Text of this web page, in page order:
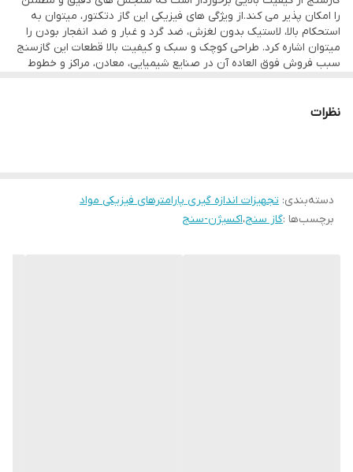
Maximum overload
30% oxygen
Response time (T90)
3*1.5V AAA batteries
را امکان پذیر می کند.از ویژگی های فیزیکی این گاز دتکتور، میتوان به
استحکام بالا، لاستیک بدون لغزش، ضد گرد و غبار و ضد انفجار بودن را
میتوان اشاره کرد. طراحی کوچک و سبک و کیفیت بالا قطعات این گازسنج
سبب فروش فوق العاده آن در صنایع شیمیایی، معادن، مراکز و خطوط
شده است.
نظرات
دسته‌بندی: تجهیزات اندازه گیری پارامترهای فیزیکی مواد
برچسب‌ها :گاز سنج،اکسیژن-سنج